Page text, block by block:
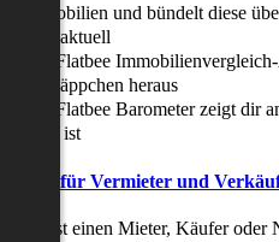
Immobilien und bündelt diese
tagesaktuell
Der Flatbee
Schnäppchen heraus
Der Flatbee Barometer zeigt dir
teuer ist
für Vermieter und
suchst einen Mieter, Käufer oder